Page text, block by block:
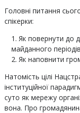
Головні питання
спікерки:
Як повернути до
майданного
Як наповнити
Натомість цілі
інституційної
суто як мережу
вона. Про